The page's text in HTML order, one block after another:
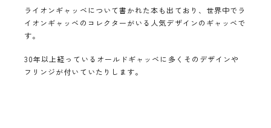
ライオンギャッベについて書かれた本も出ており、世界中でラ
イオンギャッベのコレクターがいる人気デザインのギャッベで
す。
30年以上経っているオールドギャッベに多くそのデザインや
フリンジが付いていたりします。